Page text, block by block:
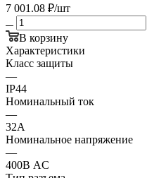
7 001.08 ₽/шт
В корзину
Характеристики
Класс защиты
—
IP44
Номинальный ток
—
32А
Номинальное напряжение
—
400В AC